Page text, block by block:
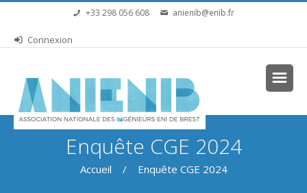
Aller au contenu principal+33 298 056 608 anienib@enib.fr
Connexion
Enquête CGE 2024
Vous êtes ici
Accueil / Enquête CGE 2024